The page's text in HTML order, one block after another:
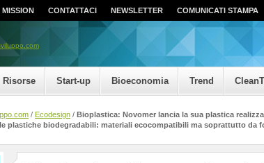
MISSION CONTATTACI NEWSLETTER COMUNICATI STAMPA
Risorse Start-up Bioeconomia Trend
/ Ecodesign / Bioplastica: Novomer lancia la sua plastica
plastiche biodegradabili: materiali ecocompatibili ma soprattutto da